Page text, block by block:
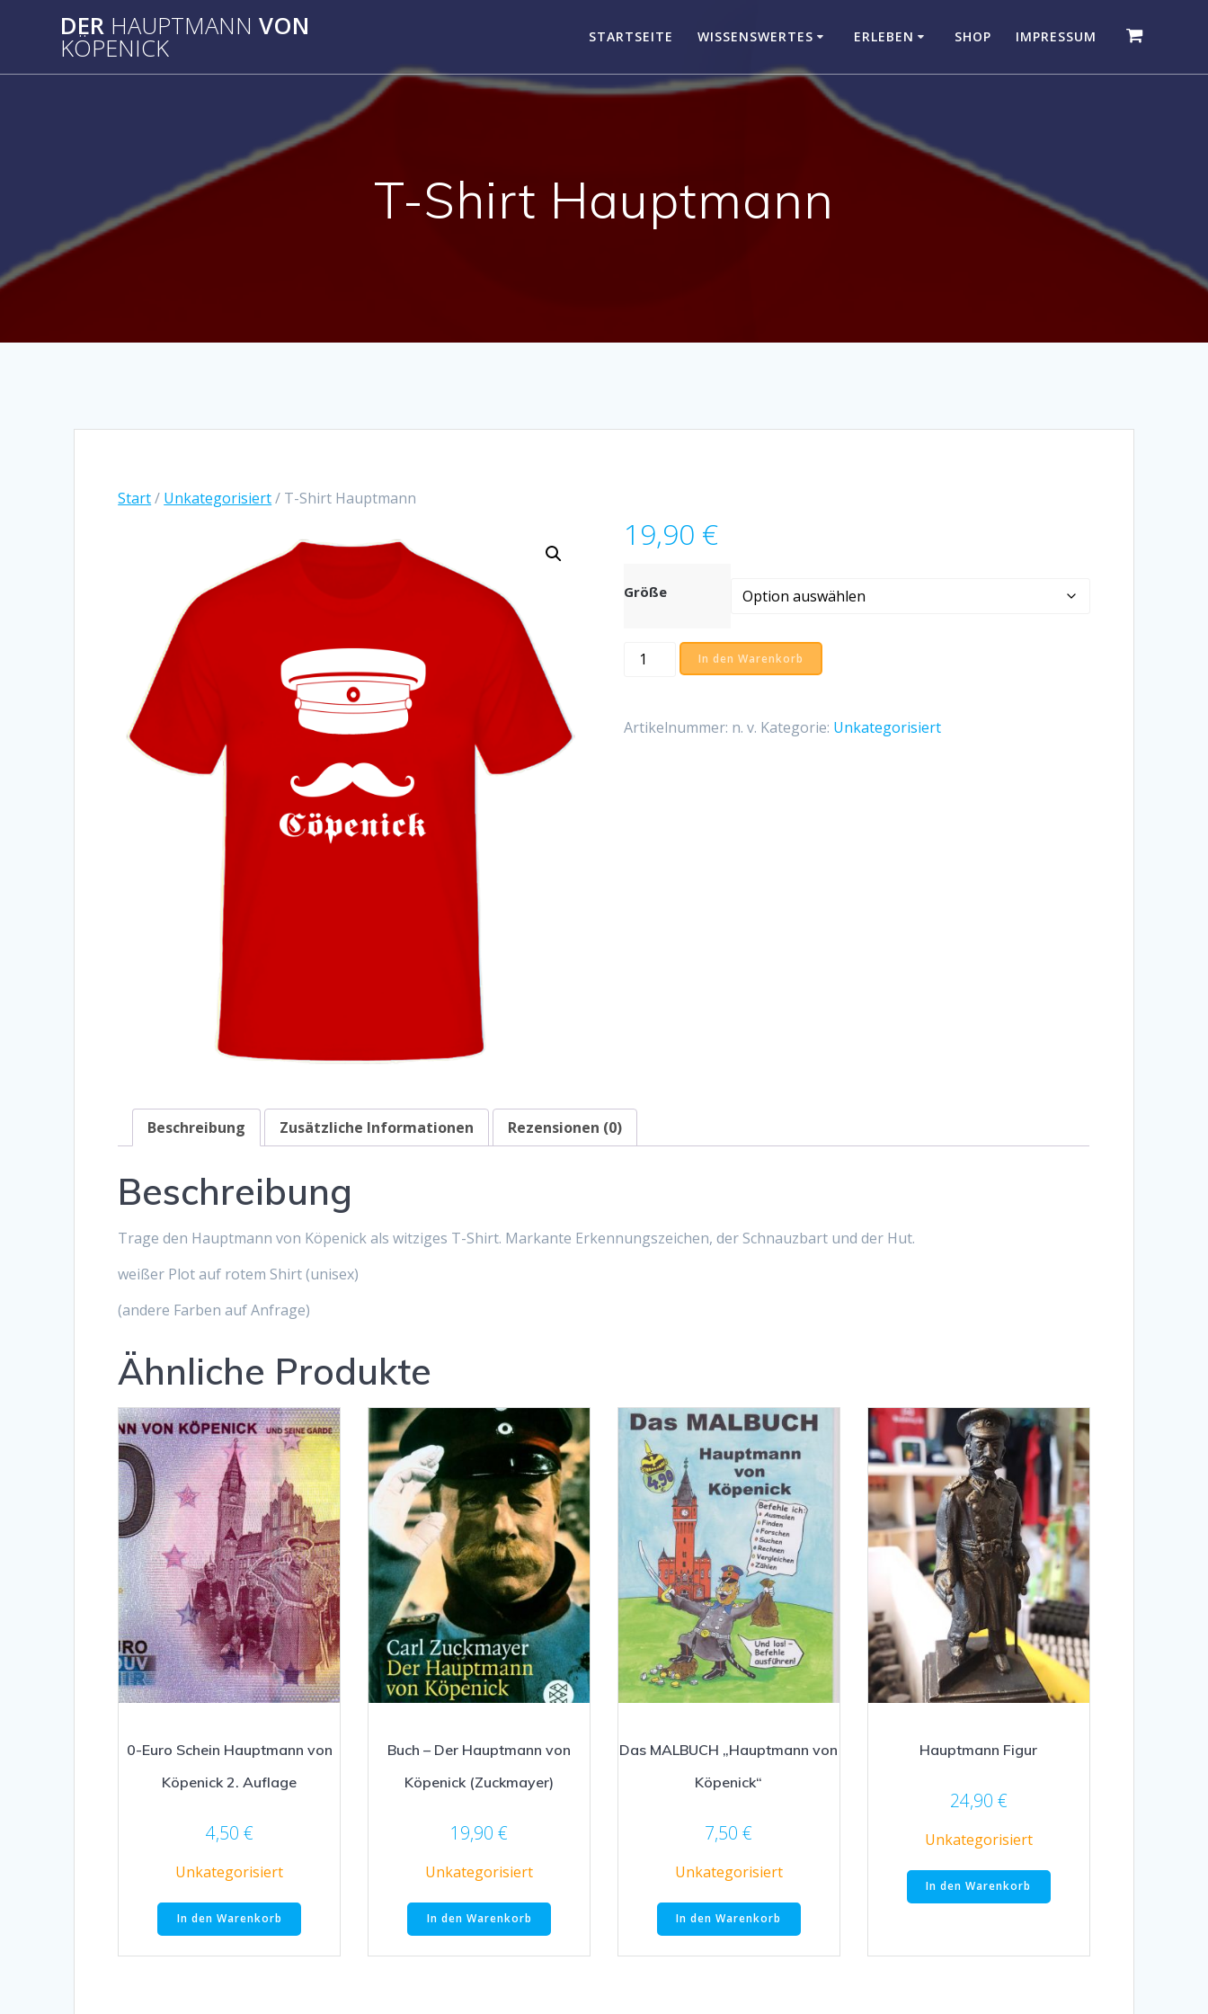
DER HAUPTMANN VON
KÖPENICK STARTSEITE WISSENSWERTES ERLEBEN SHOP IMPRESSUM
T-Shirt Hauptmann
Start/ Unkategorisiert/ T-Shirt Hauptmann
19,90 €
Größe
In den Warenkorb
Artikelnummer: n. v. Kategorie: Unkategorisiert
Beschreibung Zusätzliche Informationen Rezensionen (0)
Beschreibung
Trage den Hauptmann von Köpenick als witziges T-Shirt. Markante Erkennungszeichen, der Schnauzbart und der Hut.
weißer Plot auf rotem Shirt (unisex)
(andere Farben auf Anfrage)
Ähnliche Produkte
0-Euro Schein Hauptmann von
Köpenick 2. Auflage
4,50 €
Unkategorisiert
In den Warenkorb
Buch – Der Hauptmann von
Köpenick (Zuckmayer)
19,90€
Unkategorisiert
In den Warenkorb
Das MALBUCH „Hauptmann von
Köpenick“
7,50€
Unkategorisiert
In den Warenkorb
Hauptmann Figur
24,90 €
Unkategorisiert
In den Warenkorb